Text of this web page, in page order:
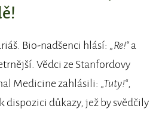
Bio-nadšenci hlásí: „Re!“a
Vědci ze Stanfordovy
Medicine zahlásili: „Tuty!“,
dispozici důkazy, jež by svědčily